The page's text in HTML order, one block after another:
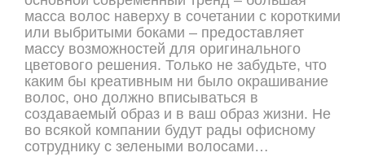
масса волос наверху в сочетании с короткими
или выбритыми боками – предоставляет
массу возможностей для оригинального
цветового решения. Только не забудьте, что
каким бы креативным ни было окрашивание
волос, оно должно вписываться в
создаваемый образ и в ваш образ жизни. Не
во всякой компании будут рады офисному
сотруднику с зелеными волосами…